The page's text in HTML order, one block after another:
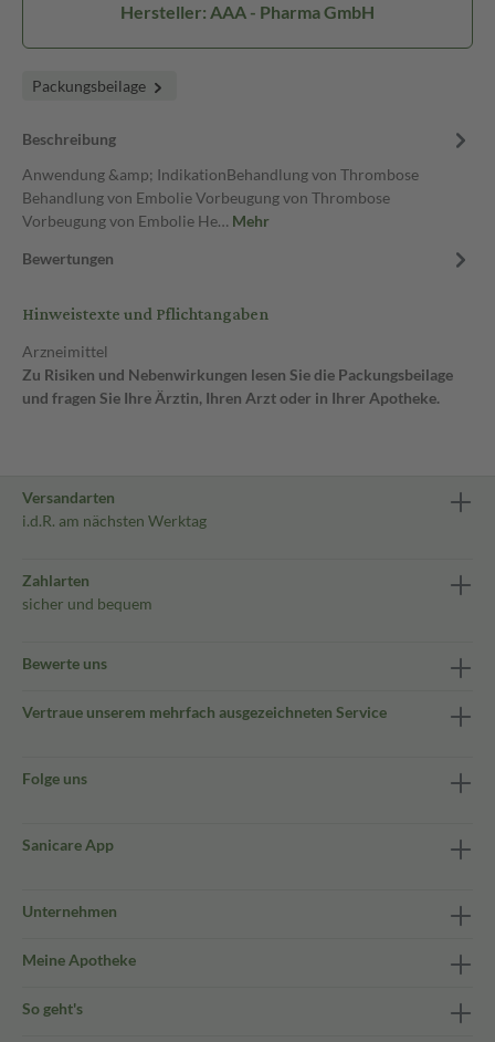
Hersteller: AAA - Pharma GmbH
Packungsbeilage
Beschreibung
Anwendung &amp; IndikationBehandlung von Thrombose
Behandlung von Embolie Vorbeugung von Thrombose
Vorbeugung von Embolie He… Mehr
Bewertungen
Hinweistexte und Pflichtangaben
Arzneimittel
Zu Risiken und Nebenwirkungen lesen Sie die Packungsbeilage
und fragen Sie Ihre Ärztin, Ihren Arzt oder in Ihrer Apotheke.
Versandarten
i.d.R. am nächsten Werktag
Zahlarten
sicher und bequem
Bewerte uns
Vertraue unserem mehrfach ausgezeichneten Service
Folge uns
Sanicare App
Unternehmen
Meine Apotheke
So geht's